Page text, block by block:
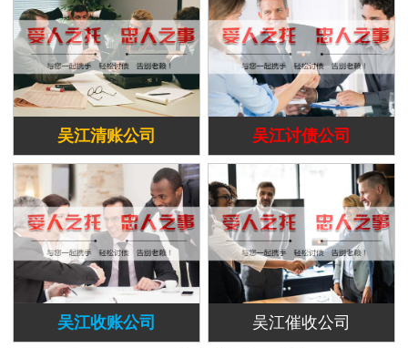
吴江清账公司 吴江讨债公司
吴江收账公司 吴江催收公司